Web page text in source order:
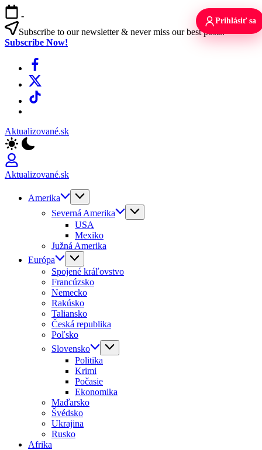
Skip
to
content
-
Subscribe to our newsletter & never miss our best posts.
Subscribe Now!
Facebook
X
TikTok
Aktualizované.sk
Aktualizované.sk
Amerika
Severná Amerika
USA
Mexiko
Južná Amerika
Európa
Spojené kráľovstvo
Francúzsko
Nemecko
Rakúsko
Taliansko
Česká republika
Poľsko
Slovensko
Politika
Krimi
Počasie
Ekonomika
Maďarsko
Švédsko
Ukrajina
Rusko
Afrika
Prihlásiť sa